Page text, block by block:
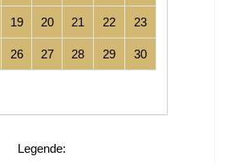
19 20 21 22 23
26 27 28 29 30
Legende: